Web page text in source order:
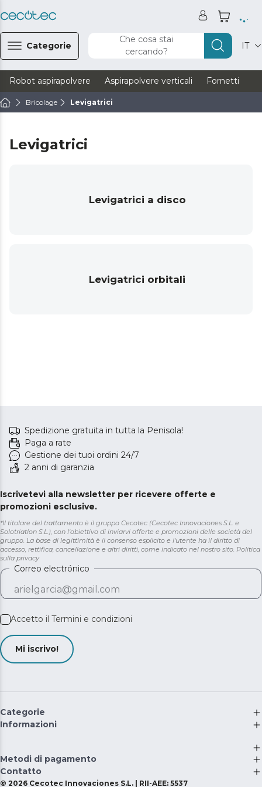
Categorie
Che cosa stai
cercando?
IT
Robot aspirapolvere Aspirapolvere verticali Fornetti
Bricolage Levigatrici
Levigatrici
Levigatrici a disco
Levigatrici orbitali
Spedizione gratuita in tutta la Penisola!
Paga a rate
Gestione dei tuoi ordini 24/7
2 anni di garanzia
Iscrivetevi alla newsletter per ricevere offerte e
promozioni esclusive.
*Il titolare del trattamento è il gruppo Cecotec (Cecotec Innovaciones S.L. e
Solotriatlon S.L.), con l'obiettivo di inviarvi offerte e promozioni delle società del
gruppo. La base di legittimità è il consenso esplicito e l'utente ha il diritto di
accesso, rettifica, cancellazione e altri diritti, come indicato nel nostro sito. Politica
sulla privacy
Correo electrónico
Accetto il Termini e condizioni
Mi iscrivo!
Categorie
Informazioni
Metodi di pagamento
Contatto
© 2026 Cecotec Innovaciones S.L. | RII-AEE: 5537